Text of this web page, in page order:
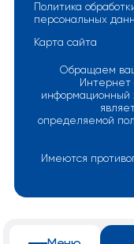
Политика
персональных
Карта сайта
Обращаем
Интернет
информационный
определяемой
Имеются